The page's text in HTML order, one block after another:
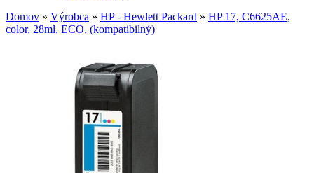
Domov » Výrobca » HP - Hewlett Packard » HP 17, C6625AE,
color, 28ml, ECO, (kompatibilný)